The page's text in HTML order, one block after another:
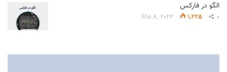
الگو در فارکس
Mar 8, 2022 1,225 0